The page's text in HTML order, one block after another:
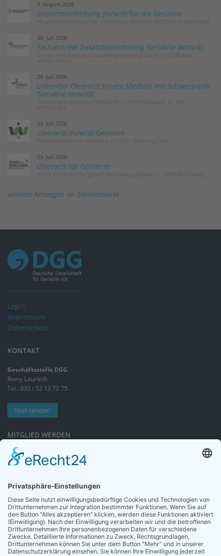
5. August 2026
Departmentleitung (m/w/d) für die Geriatrie
30. Juli 2026
Facharzt mit Zusatzbezeichnung Geriatrie (w/m/d)
29. Juli 2026
Leitender Oberarzt Innere Medizin mit Schwerpunkt
Geriatrie (m/w/d)
23. Juli 2026
Oberarzt (m/w/d) Geriatrie
23. Juli 2026
Oberarzt für Geriatrie
weitere Anzeigen im Stellenmarkt
Login
Impressum
Datenschutz
KONTAKT
Geschäftsstelle DGG
Romy Laurisch
Tel.: 030 / 52 13 72 75
Mail senden
MITGLIED WERDEN
Sieben gute Gründe
für Ihre Mitgliedschaft
NEWSLETTER
Neuigkeiten rund um die Geriatrie und die DGG – regelmäßig in Ihrem
Postfach.